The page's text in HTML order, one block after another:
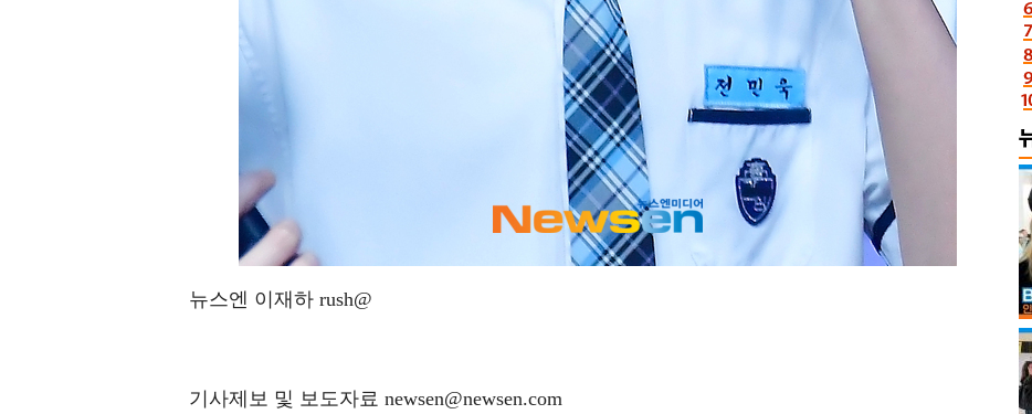
뉴스엔 이재하 rush@
기사제보 및 보도자료 newsen@newsen.com